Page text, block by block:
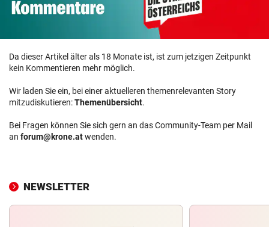
Da dieser Artikel älter als 18 Monate ist, ist zum jetzigen Zeitpunkt
kein Kommentieren mehr möglich.
Wir laden Sie ein, bei einer aktuelleren themenrelevanten Story
mitzudiskutieren:Themenübersicht.
Bei Fragen können Sie sich gern an das Community-Team per Mail
an forum@krone.atwenden.
NEWSLETTER